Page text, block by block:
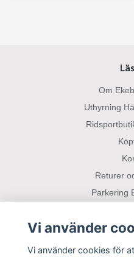
Om
Uthyrning
Returer
Parkering
Vi använder
Vi använder cookies för